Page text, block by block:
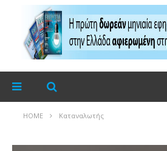
HOME Καταναλωτής